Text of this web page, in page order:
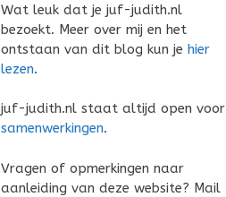
Wat leuk dat je juf-judith.nl
bezoekt. Meer over mij en het
ontstaan van dit blog kun je hier
lezen.
juf-judith.nl staat altijd open voor
samenwerkingen.
Vragen of opmerkingen naar
aanleiding van deze website? Mail